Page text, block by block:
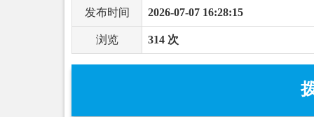
发布时间 2026-07-07 16:28:15
浏览 314 次